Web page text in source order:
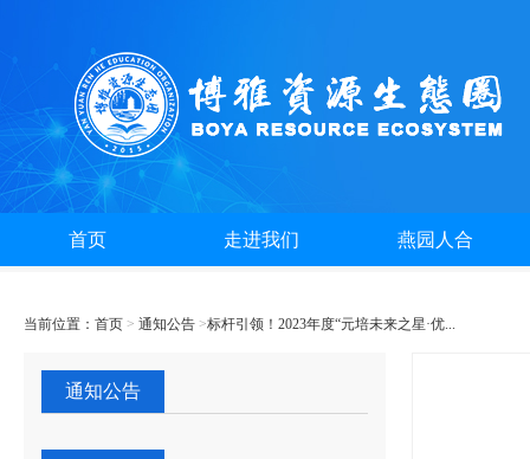
首页 走进我们 燕园人合
当前位置： 首页 > 通知公告 >标杆引领！2023年度“元培未来之星·优...
通知公告